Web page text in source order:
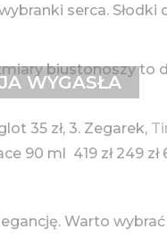
serca.
biustonoszy
35 zł, 3. Zegarek,
90 ml 419 zł 249 zł
Warto
WYGASŁA